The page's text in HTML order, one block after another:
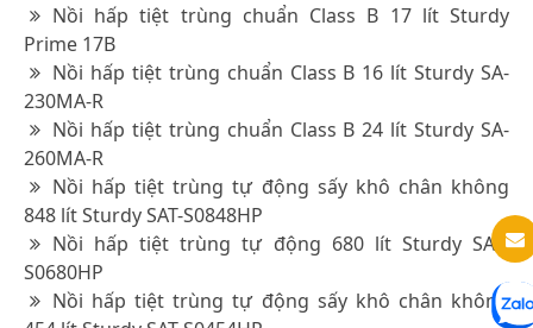
Nồi hấp tiệt trùng chuẩn Class B 17 lít Sturdy
Prime 17B
Nồi hấp tiệt trùng chuẩn Class B 16 lít Sturdy SA-
230MA-R
Nồi hấp tiệt trùng chuẩn Class B 24 lít Sturdy SA-
260MA-R
Nồi hấp tiệt trùng tự động sấy khô chân không
848 lít Sturdy SAT-S0848HP
Nồi hấp tiệt trùng tự động 680 lít Sturdy SAT-
S0680HP
Nồi hấp tiệt trùng tự động sấy khô chân không